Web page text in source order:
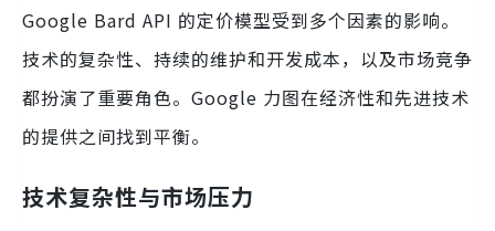
Google Bard API 的定价模型受到多个因素的影响。
技术的复杂性、持续的维护和开发成本，以及市场竞争
都扮演了重要角色。Google 力图在经济性和先进技术
的提供之间找到平衡。
技术复杂性与市场压力